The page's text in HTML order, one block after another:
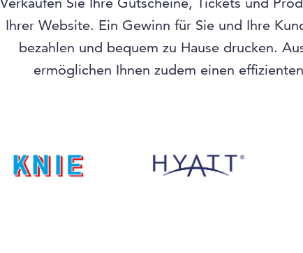
Ihrer Website. Ein Gewinn für Sie und Ihre
bezahlen und bequem zu Hause drucken.
ermöglichen Ihnen zudem einen